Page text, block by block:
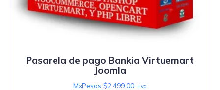
Pasarela de pago Bankia Virtuemart
Joomla
MxPesos $2,499.00 +iva